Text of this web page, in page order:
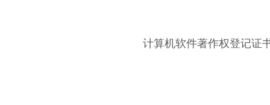
计算机软件著作权登记证